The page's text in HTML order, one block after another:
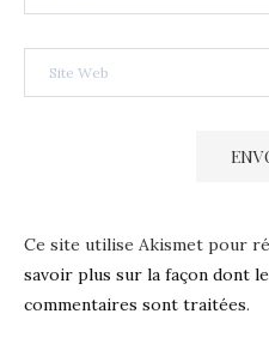
Ce site utilise Akismet pour
savoir plus sur la façon dont
commentaires sont traitées.